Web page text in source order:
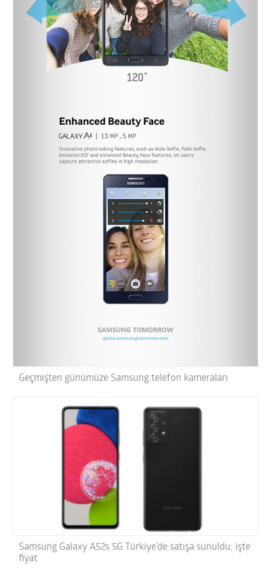
Geçmişten günümüze Samsung telefon kameraları
Samsung Galaxy A52s 5G Türkiye’de satışa sunuldu; işte
fiyat